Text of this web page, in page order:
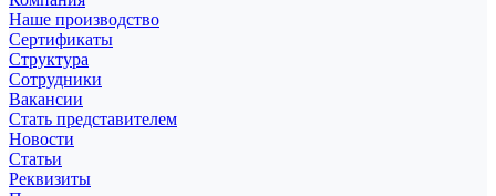
Наше производство
Сертификаты
Структура
Сотрудники
Вакансии
Стать представителем
Новости
Статьи
Реквизиты